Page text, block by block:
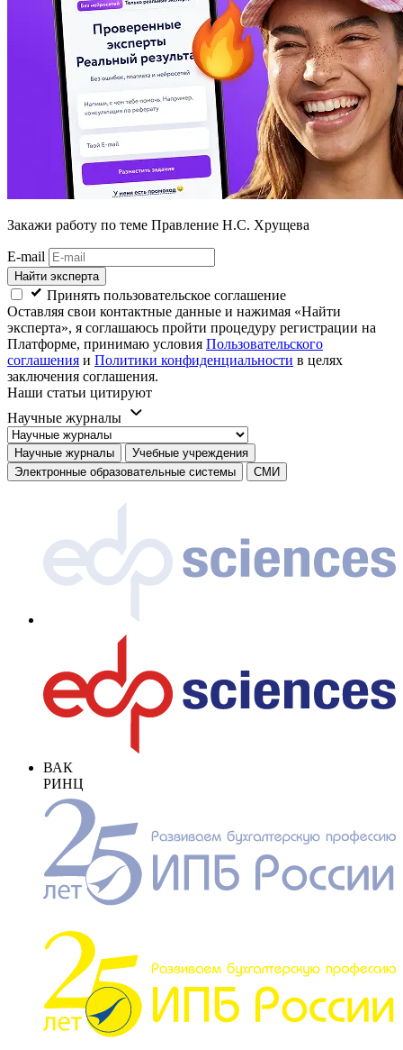
Закажи работу по теме Правление Н.С. Хрущева
E-mail
Найти эксперта
Принять пользовательское соглашение
Оставляя свои контактные данные и нажимая «Найти
эксперта», я соглашаюсь пройти процедуру регистрации на
Платформе, принимаю условия Пользовательского
соглашения и Политики конфиденциальности в целях
заключения соглашения.
Наши статьи цитируют
Научные журналы
Научные журналы
Учебные учреждения
Электронные образовательные системы
СМИ
ВАК
РИНЦ